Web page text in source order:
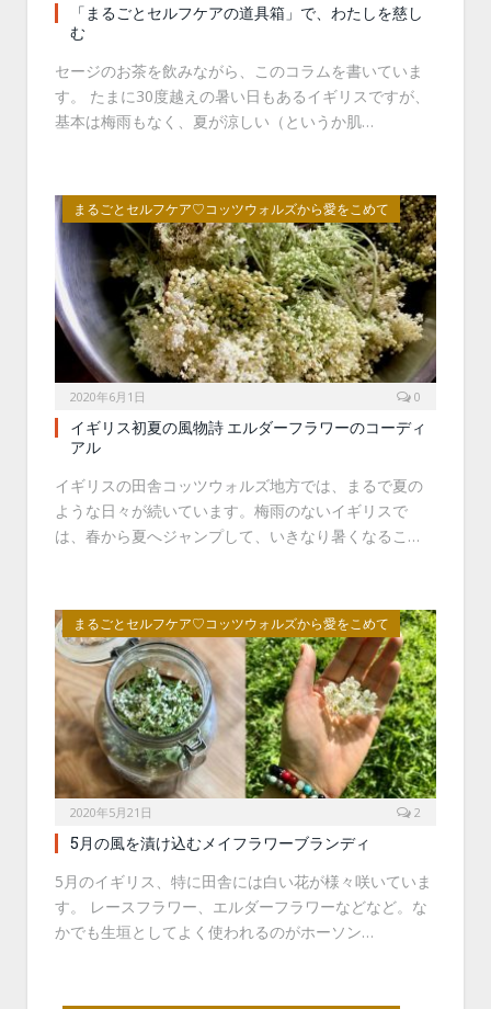
「まるごとセルフケアの道具箱」で、わたしを慈し
む
セージのお茶を飲みながら、このコラムを書いていま
す。 たまに30度越えの暑い日もあるイギリスですが、
基本は梅雨もなく、夏が涼しい（というか肌…
まるごとセルフケア♡コッツウォルズから愛をこめて
2020年6月1日 0
イギリス初夏の風物詩 エルダーフラワーのコーディ
アル
イギリスの田舎コッツウォルズ地方では、まるで夏の
ような日々が続いています。梅雨のないイギリスで
は、春から夏へジャンプして、いきなり暑くなるこ…
まるごとセルフケア♡コッツウォルズから愛をこめて
2020年5月21日 2
5月の風を漬け込むメイフラワーブランディ
5月のイギリス、特に田舎には白い花が様々咲いていま
す。 レースフラワー、エルダーフラワーなどなど。な
かでも生垣としてよく使われるのがホーソン…